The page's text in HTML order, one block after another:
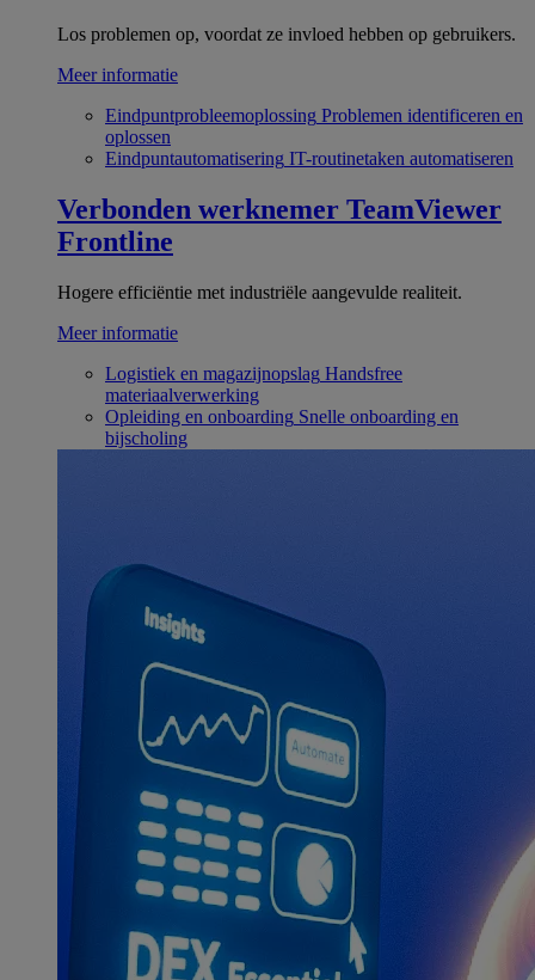
Los problemen op, voordat ze invloed hebben op gebruikers.
Meer informatie
Eindpuntprobleemoplossing Problemen identificeren en
oplossen
Eindpuntautomatisering IT-routinetaken automatiseren
Verbonden werknemer TeamViewer
Frontline
Hogere efficiëntie met industriële aangevulde realiteit.
Meer informatie
Logistiek en magazijnopslag Handsfree
materiaalverwerking
Opleiding en onboarding Snelle onboarding en
bijscholing